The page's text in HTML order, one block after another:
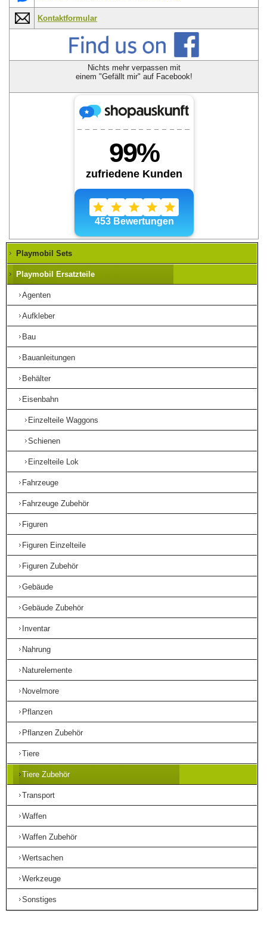
Kontaktformular
Nichts mehr verpassen mit
einem "Gefällt mir" auf Facebook!
Playmobil Sets
Playmobil Ersatzteile
Agenten
Aufkleber
Bau
Bauanleitungen
Behälter
Eisenbahn
Einzelteile Waggons
Schienen
Einzelteile Lok
Fahrzeuge
Fahrzeuge Zubehör
Figuren
Figuren Einzelteile
Figuren Zubehör
Gebäude
Gebäude Zubehör
Inventar
Nahrung
Naturelemente
Novelmore
Pflanzen
Pflanzen Zubehör
Tiere
Tiere Zubehör
Transport
Waffen
Waffen Zubehör
Wertsachen
Werkzeuge
Sonstiges